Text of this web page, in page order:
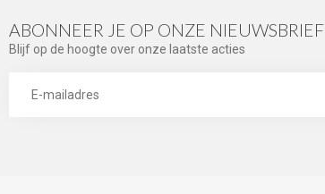
ABONNEER JE OP ONZE NIEUWSBRIEF
Blijf op de hoogte over onze laatste acties